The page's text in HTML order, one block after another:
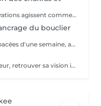
Le battement du tambour et les vibrations agissent comme un rappel pour le corps et l'esprit. Ils viennent libérer ce qui est figé, remettre l'énergie en mouvement et réaligner vos chakras. Allongé(e) dans un espace sécurisé, vous vous laissez porter par la vibration. Peu à peu, le mental se calme, le corps se relâche et l'énergie retrouve son équilibre. Un moment profond pour se recentrer, se réaligner et retrouver sa propre vibration. Réservez votre soin et laissez la vibration du tambour vous guider.
du bouclier
Ce travail se réalise en 5 séances, espacées d'une semaine, afin de laisser le temps à chaque énergie alliée d'agir en profondeur. À chaque rencontre, la vibration du tambour vient harmoniser votre bouclier Chamaniques, libérer ce qui entrave votre chemin et réveiller vos forces intérieures. Au fil des séances, vous vous reconnectez à vos alliés spirituels, ces présences qui accompagnent votre évolution et peuvent vous guider au quotidien. À l'issue de ce parcours, un bouclier de protection énergétique est mis en place afin de stabiliser le travail réalisé et vous replacer au centre de votre création, de votre vie. Vous repartez aligné(e), centré(e) dans vos énergies et pleinement relié(e) à votre pouvoir de création. Un chemin vibratoire puissant pour celles et ceux qui ressentent l'appel du tambour.
Le Soin de l'Aigle Prendre de la hauteur, retrouver sa vision intérieure Le soin de l'Aigle est une expérience profonde, un véritable voyage intérieur mêlant vibrations, guidance et méditation. C'est un moment sacré que vous vous offrez pour vous reconnecter à votre essence et observer votre vie avec un regard nouveau. La médecine de l'Aigle en chamanisme L'Aigle est un symbole puissant de clairvoyance, de liberté et d'élévation. Il nous invite à nous élever au-dessus des blocages du quotidien, à prendre du recul pour mieux comprendre les situations qui nous freinent. Sa médecine agit sur la vision : voir plus loin, voir autrement, voir juste. Pendant le soin, vous êtes guidé(e) pour lâcher le mental, ouvrir votre perception et accueillir des prises de conscience profondes. Les bienfaits à long terme Libération des blocages émotionnels et énergétiques Clarté dans vos choix et vos directions de vie Reconnexion à votre intuition Apaisement intérieur durable Sentiment de légèreté et de liberté retrouvée Ce soin ne fait pas que soulager sur l'instant il s'ancre en vous et continue de travailler dans les jours et semaines qui suivent. Offrez-vous ce moment hors du temps Si vous ressentez le besoin de comprendre, de vous libérer et d'avancer avec plus de clarté, le soin de l'Aigle est une invitation à vous élever. Réservez votre séance et laissez-vous porter par la médecine de l'Aigle.